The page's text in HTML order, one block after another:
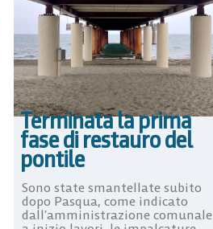
Terminata la prima
fase di restauro del
pontile
Sono state smantellate subito
dopo Pasqua, come indicato
dall’amministrazione comunale